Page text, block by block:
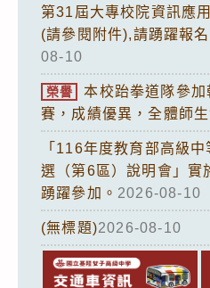
第31屆大專校院資訊應
(請參閱附件),請踴躍報
08-10
榮譽
本校跆拳道隊參
賽，成績優異，全體師生
「116年度教育部高級
選（第6區）說明會」實
踴躍參加。 2026-08-10
(無標題)2026-08-10